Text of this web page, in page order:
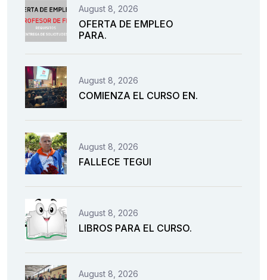
August 8, 2026
OFERTA DE EMPLEO
PARA.
August 8, 2026
COMIENZA EL CURSO EN.
August 8, 2026
FALLECE TEGUI
August 8, 2026
LIBROS PARA EL CURSO.
August 8, 2026